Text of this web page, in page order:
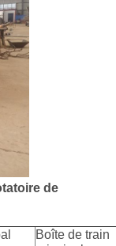
de
Boîte de train